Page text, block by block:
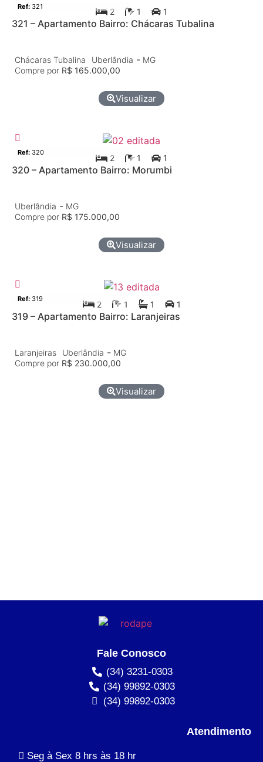
Ref: 321
2 1 1
321 – Apartamento Bairro: Chácaras Tubalina
Chácaras Tubalina Uberlândia - MG
Compre por R$ 165.000,00
Visualizar
Apartamento
Ref: 320
2 1 1
320 – Apartamento Bairro: Morumbi
Uberlândia - MG
Compre por R$ 175.000,00
Visualizar
Apartamento
Ref: 319
2 1 1 1
319 – Apartamento Bairro: Laranjeiras
Laranjeiras Uberlândia - MG
Compre por R$ 230.000,00
Visualizar
Fale Conosco
(34) 3231-0303
(34) 99892-0303
(34) 99892-0303
Atendimento
Seg à Sex 8 hrs às 18 hr